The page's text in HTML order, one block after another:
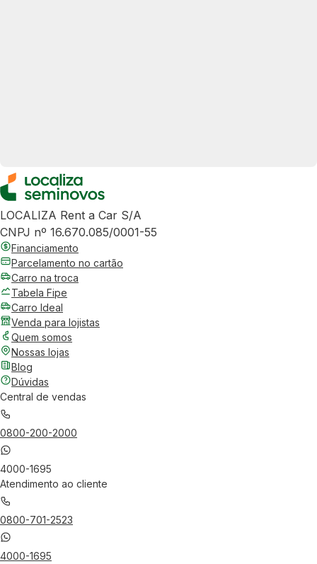
LOCALIZA Rent a Car S/A
CNPJ nº 16.670.085/0001-55
Financiamento
Parcelamento no cartão
Carro na troca
Tabela Fipe
Carro Ideal
Venda para lojistas
Quem somos
Nossas lojas
Blog
Dúvidas
Central de vendas
0800-200-2000
4000-1695
Atendimento ao cliente
0800-701-2523
4000-1695